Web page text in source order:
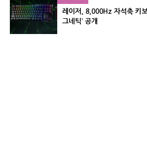
레이저, 8,000Hz 자석축 키
그네틱’ 공개